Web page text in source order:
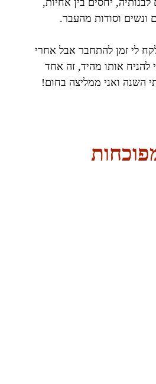
ונשים וסודות מהעבר.
לי זמן להתחבר אבל אחרי
להניח אותו מהיד, זה אחד
השנה ואני ממליצה בחום!